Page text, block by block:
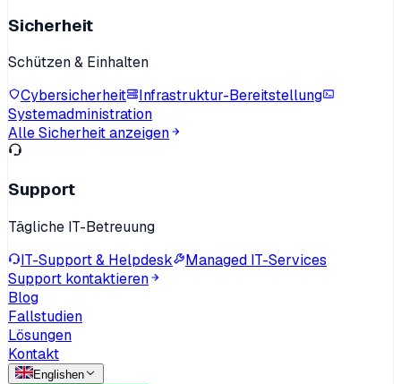
Sicherheit
Schützen & Einhalten
Cybersicherheit
Infrastruktur-Bereitstellung
Systemadministration
Alle Sicherheit anzeigen
Support
Tägliche IT-Betreuung
IT-Support & Helpdesk
Managed IT-Services
Support kontaktieren
Blog
Fallstudien
Lösungen
Kontakt
Englishen